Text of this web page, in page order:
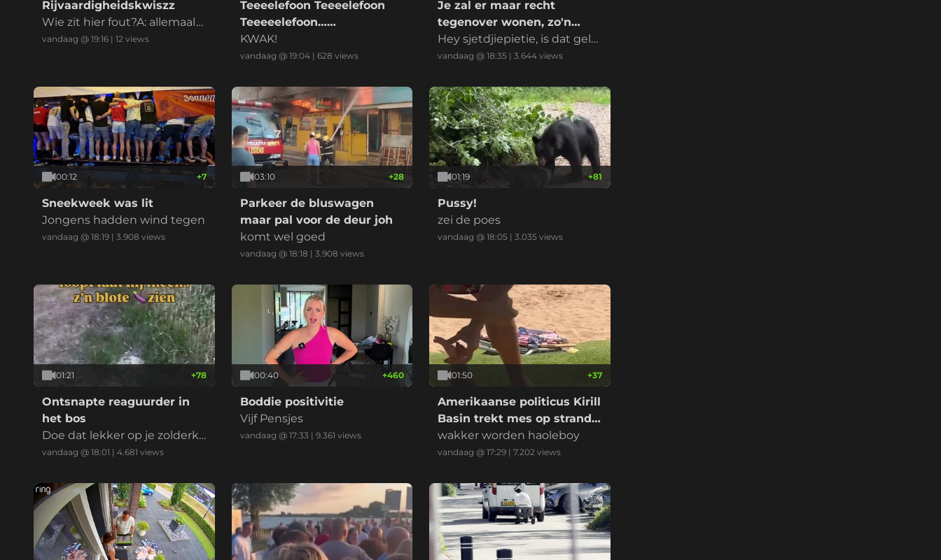
Rijvaardigheidskwiszz
Wie zit hier fout?A: allemaal
B: iedereenC: Alle betrokken
vandaag @ 19:16 | 12 views
Teeeelefoon Teeeelefoon
Teeeeelefoon……
KWAK!
vandaag @ 19:04| 628 views
Je zal er maar recht
tegenover wonen, zo'n
datacenter
Hey sjetdjiepietie, is dat gelui
d normaal?
vandaag @ 18:35 |3.644 views
00:12 +7
Sneekweek was lit
Jongens hadden wind tegen
vandaag @ 18:19 | 3.908 views
03:10 +28
Parkeer de bluswagen
maar pal voor de deur joh
komt wel goed
vandaag @ 18:18 | 3.908 views
01:19 +81
Pussy!
zei de poes
vandaag @ 18:05 |3.035 views
01:21 +78
Ontsnapte reaguurder in
het bos
Doe dat lekker op je zolderka
mer mafkees
vandaag @ 18:01 | 4.681 views
00:40 +460
Boddie positivitie
Vijf Pensjes
vandaag @ 17:33 | 9.361 views
01:50 +37
Amerikaanse politicus Kirill
Basin trekt mes op strand
Hawaii
wakker worden haoleboy
vandaag @ 17:29 |7.202 views